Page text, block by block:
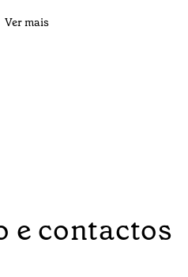
Ver mais
e contactos